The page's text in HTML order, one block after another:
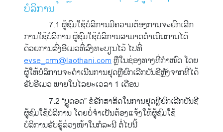
ບໍລິການ
7.1 ຜູ້ຊົມໃຊ້ບໍລິການມີຄວາມຕ້ອງການຈະຍົກເລີກ
ການໃຊ້ບໍລິການ ຜູ້ຊົມໃຊ້ບໍລິການສາມາດດຳເນີນການໄດ້
ດ້ວຍການສົ່ງອີເມວທີ່ລົງທະບຽນໄວ້ ໄປທີ່
evse_crm@laothani.comຫຼືໃນຊ່ອງທາງທີ່ກໍາໜົດ ໂດຍ
ຜູ້ໃຫ້ບໍລິການຈະດໍາເນີນການຢຸດຫຼືຍົກເລີກບັນຊີຫຼັງຈາກທີ່ໄດ້
ຮັບອີເມວ ພາຍໃນໄລຍະເວລາ 1 ເດືອນ
7.2 “ບຼູດອດ” ຂໍຮັກສາສິດໃນການຢຸດຫຼືຍົກເລີກບັນຊີ
ຜູ້ຊົມໃຊ້ບໍລິການ ໂດຍບໍ່ຈໍາເປັນຕ້ອງແຈ້ງໃຫ້ຜູ້ຊົມໃຊ້
ບໍລິການຮັບຮູ້ລ່ວງໜ້າໃນກໍລະນີ ຕໍ່ໄປນີ້